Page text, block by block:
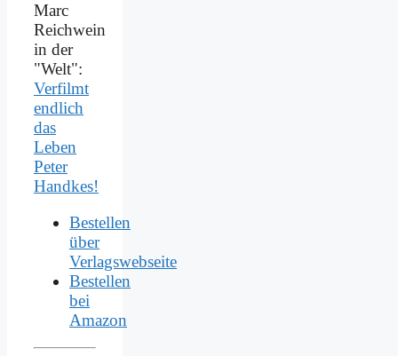
Marc
Reichwein
in der
"Welt":
Verfilmt
endlich
das
Leben
Peter
Handkes!
Bestellen
über
Verlagswebseite
Bestellen
bei
Amazon